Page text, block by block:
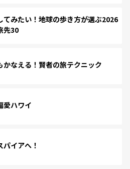
てみたい！地球の歩き方が選ぶ2026
先30
かなえる！賢者の旅テクニック
ハワイ
イアへ！